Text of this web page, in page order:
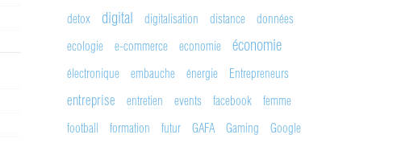
detox
digital digitalisation distance
données
ecologie
e-commerce economie économie
électronique embauche énergie Entrepreneurs
entreprise entretien events facebook
femme
football
formation futur GAFA Gaming
Google